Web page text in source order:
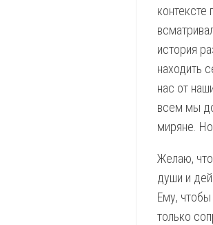
история
находить
нас от
всем мы
миряне.
Желаю,
души и
Ему,
только